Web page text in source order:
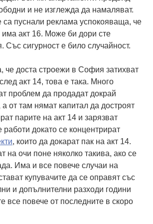
и не изглежда да намаляват.
пуснали реклама успокояваща, че
акт 16. Може би дори сте
Със сигурност е било случайност.
че доста строежи в София затихват
акт 14, това е така. Много
проблем да продадат докрай
а от там нямат капитал да достроят
парите на акт 14 и зарязват
докато се концентрират
, които да докарат пак на акт 14.
на очи поне няколко такива, ако се
Има и все повече случаи на
купувачите да се оправят със
и допълнителни разходи години
все повече от последните в скоро